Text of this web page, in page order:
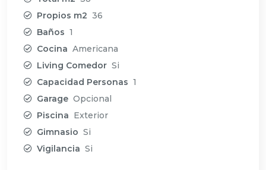
Propios m2 36
Baños 1
Cocina Americana
Living Comedor Si
Capacidad Personas 1
Garage Opcional
Piscina Exterior
Gimnasio Si
Vigilancia Si